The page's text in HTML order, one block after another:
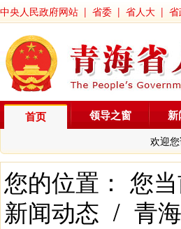
中央人民政府网站 | 省委 | 省人大 |
首页
欢迎
领导之窗 新
您的位置： 您
新闻动态 / 青